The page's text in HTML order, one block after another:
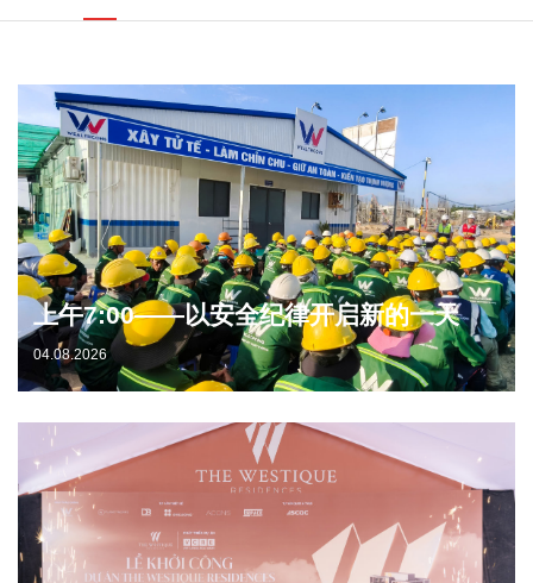
上午7:00——以安全纪律开启新的一天
04.08.2026